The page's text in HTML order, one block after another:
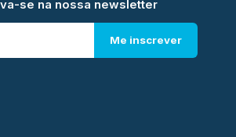
se na nossa newsletter
Me inscrever